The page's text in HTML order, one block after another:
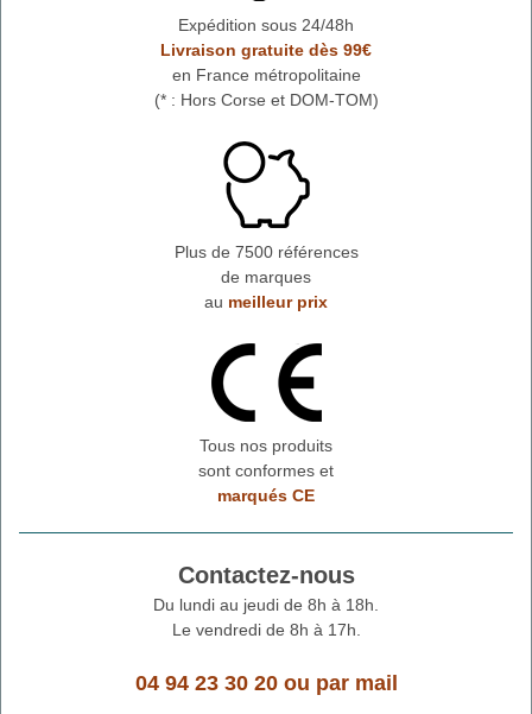
Expédition sous 24/48h
Livraison gratuite dès 99€
en France métropolitaine
(* : Hors Corse et DOM-TOM)
Plus de 7500 références
de marques
au meilleur prix
Tous nos produits
sont conformes et
marqués CE
Contactez-nous
Du lundi au jeudi de 8h à 18h.
Le vendredi de 8h à 17h.
04 94 23 30 20ou par mail